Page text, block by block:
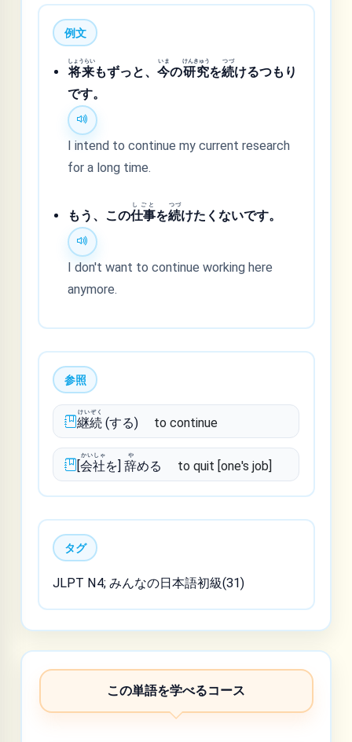
例文
将来
しょうらい
もずっと、今
いま
の研究
けんきゅう
を続
つづ
けるつもり
です。
I intend to continue my current research
for a long time.
もう、この仕事
しごと
を続
つづ
けたくないです。
I don't want to continue working here
anymore.
参照
継続
けいぞく
(する) to continue
[会社
かいしゃ
を] 辞
や
める to quit [one's job]
タグ
JLPT N4; みんなの日本語初級(31)
この単語を学べるコース